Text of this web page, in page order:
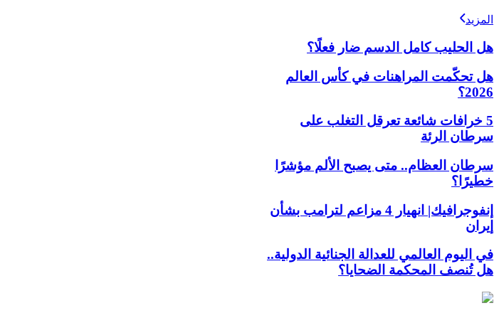
المزيد
هل الحليب كامل الدسم ضار فعلًا؟
هل تحكّمت المراهنات في كأس العالم
2026؟
5 خرافات شائعة تعرقل التغلب على
سرطان الرئة
سرطان العظام.. متى يصبح الألم مؤشرًا
خطيرًا؟
إنفوجرافيك| انهيار 4 مزاعم لترامب بشأن
إيران
في اليوم العالمي للعدالة الجنائية الدولية..
هل تُنصف المحكمة الضحايا؟